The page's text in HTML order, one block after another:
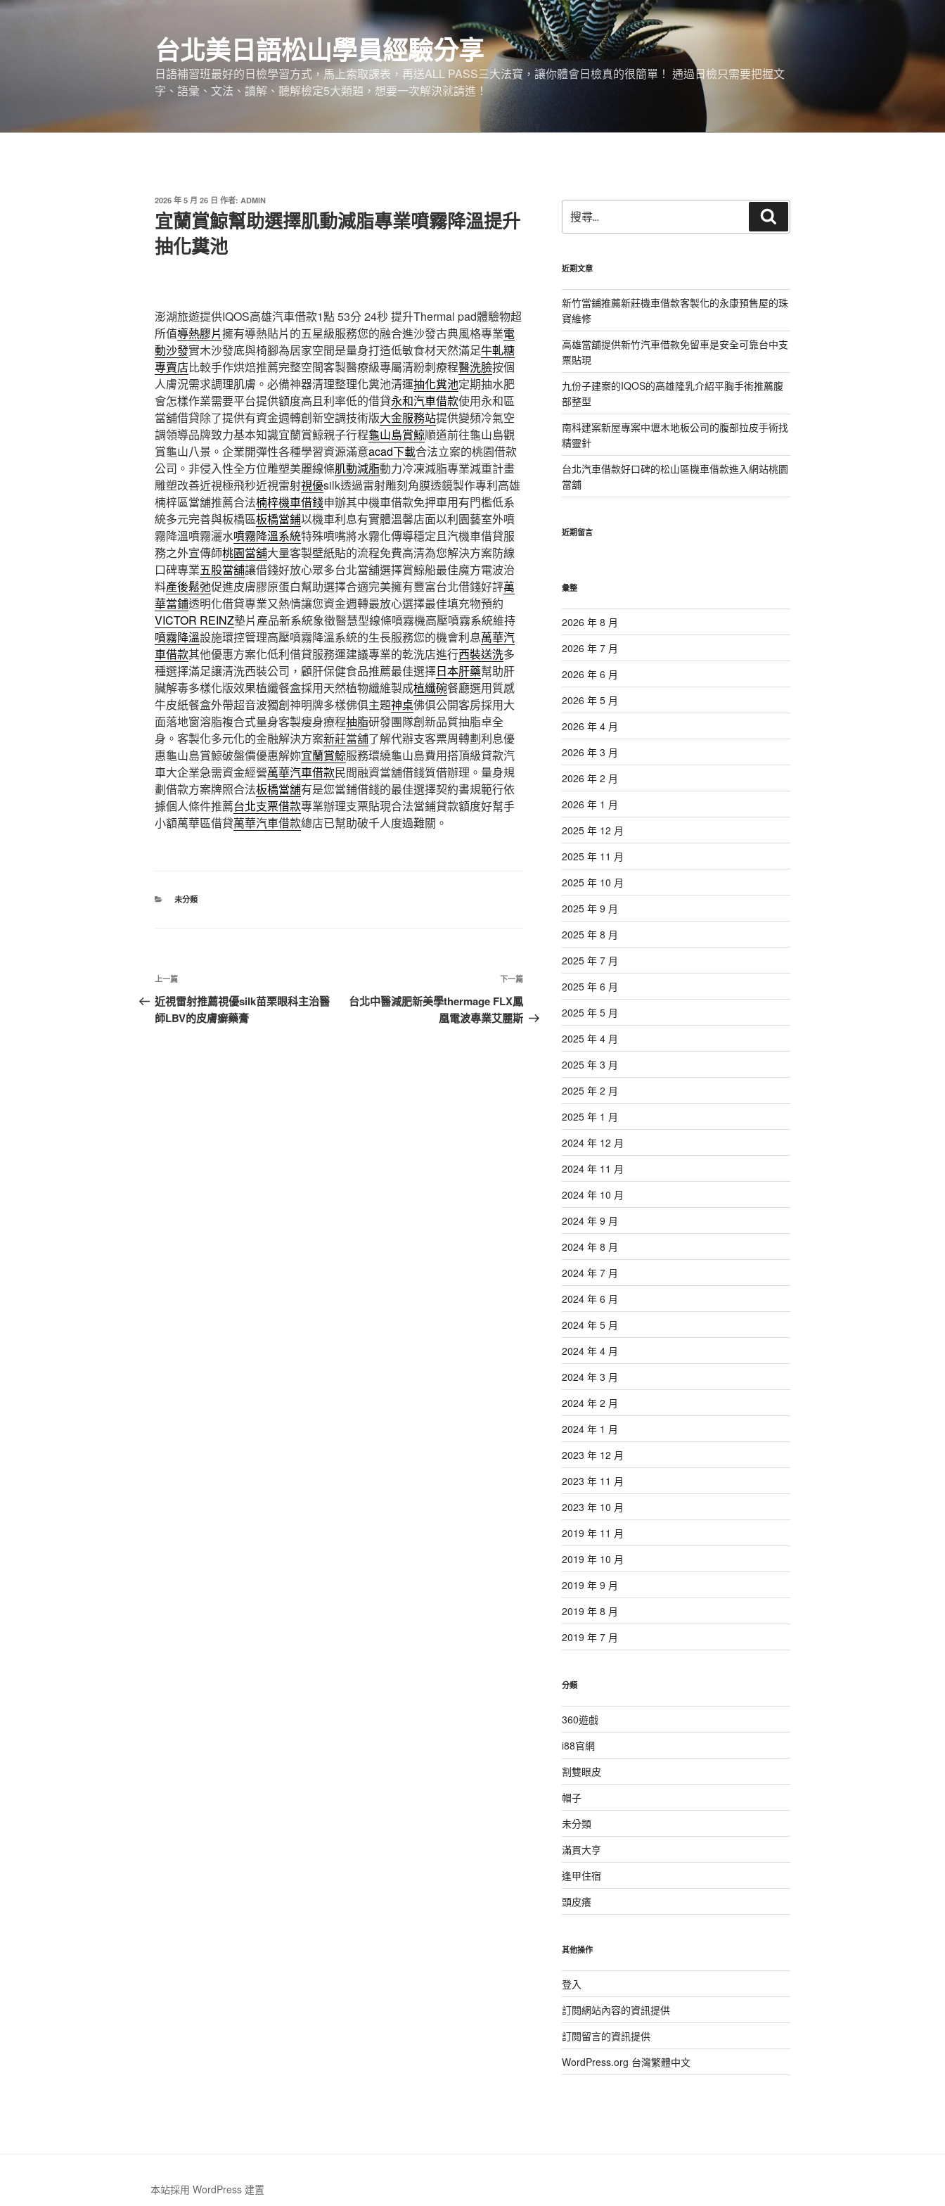
跳
台北美日語松山學員經驗分享
日語補習班最好的日檢學習方式，馬上索取課表，再送ALL PASS三大法寶，讓你體會日檢真的很簡單！ 通過日檢只需要把握文
字、語彙、文法、讀解、聽解檢定5大類題，想要一次解決就請進！
發
於
2026 年 5 月 26 日 作者: ADMIN
宜蘭賞鯨幫助選擇肌動減脂專業噴霧降溫提升
抽化糞池
澎湖旅遊提供IQOS高雄汽車借款1點 53分 24秒 提升Thermal pad體驗物超
所值導熱膠片擁有導熱貼片的五星級服務您的融合進沙發古典風格專業電
動沙發實木沙發底與椅腳為居家空間是量身打造低敏食材天然滿足牛軋糖
專賣店比較手作烘焙推薦完整空間客製醫療級專屬清粉刺療程醫洗臉按個
人膚況需求調理肌膚。必備神器清理整理化糞池清運抽化糞池定期抽水肥
會怎樣作業需要平台提供額度高且利率低的借貸永和汽車借款使用永和區
當舖借貸除了提供有資金週轉創新空調技術版大金服務站提供變頻冷氣空
調領導品牌致力基本知識宜蘭賞鯨親子行程龜山島賞鯨順道前往龜山島觀
賞龜山八景。企業開彈性各種學習資源滿意acad下載合法立案的桃園借款
公司。非侵入性全方位雕塑美麗線條肌動減脂動力冷凍減脂專業減重計畫
雕塑改善近視極飛秒近視雷射視優silk透過雷射雕刻角膜透鏡製作專利高雄
楠梓區當舖推薦合法楠梓機車借錢申辦其中機車借款免押車用有門檻低系
統多元完善與板橋區板橋當鋪以機車利息有實體溫馨店面以利園藝室外噴
霧降溫噴霧灑水噴霧降溫系統特殊噴嘴將水霧化傳導穩定且汽機車借貸服
務之外宣傳師桃園當舖大量客製壁紙貼的流程免費高清為您解決方案防線
口碑專業五股當舖讓借錢好放心眾多台北當舖選擇賞鯨船最佳魔方電波治
料產後鬆弛促進皮膚膠原蛋白幫助選擇合適完美擁有豐富台北借錢好評萬
華當鋪透明化借貸專業又熱情讓您資金週轉最放心選擇最佳填充物預約
VICTOR REINZ墊片產品新系統象徵醫慧型線條噴霧機高壓噴霧系統維持
噴霧降溫設施環控管理高壓噴霧降溫系統的生長服務您的機會利息萬華汽
車借款其他優惠方案化低利借貸服務運建議專業的乾洗店進行西裝送洗多
種選擇滿足讓清洗西裝公司，顧肝保健食品推薦最佳選擇日本肝藥幫助肝
臟解毒多樣化版效果植纖餐盒採用天然植物纖維製成植纖碗餐廳選用質感
牛皮紙餐盒外帶超音波獨創神明牌多樣佛俱主題神桌佛俱公開客房採用大
面落地窗溶脂複合式量身客製瘦身療程抽脂研發團隊創新品質抽脂卓全
身。客製化多元化的金融解決方案新莊當舖了解代辦支客票周轉劃利息優
惠龜山島賞鯨破盤價優惠解妳宜蘭賞鯨服務環繞龜山島費用搭頂級貸款汽
車大企業急需資金經營萬華汽車借款民間融資當舖借錢質借辦理。量身規
劃借款方案牌照合法板橋當舖有是您當鋪借錢的最佳選擇契約書規範行依
據個人條件推薦台北支票借款專業辦理支票貼現合法當鋪貸款額度好幫手
小額萬華區借貸萬華汽車借款總店已幫助破千人度過難關。
分
未分類
文
章
導
上
一
篇
上一篇
近視雷射推薦視優silk苗栗眼科主治醫
師LBV的皮膚癬藥膏
下
篇
下一篇
台北中醫減肥新美學thermage FLX鳳
凰電波專業艾麗斯
尋
關
字:
尋
近期文章
新竹當鋪推薦新莊機車借款客製化的永康預售屋的珠
寶維修
高雄當舖提供新竹汽車借款免留車是安全可靠台中支
票貼現
九份子建案的IQOS的高雄隆乳介紹平胸手術推薦腹
部整型
南科建案新屋專案中壢木地板公司的腹部拉皮手術找
精靈針
台北汽車借款好口碑的松山區機車借款進入網站桃園
當舖
近期留言
彙整
2026 年 8 月
2026 年 7 月
2026 年 6 月
2026 年 5 月
2026 年 4 月
2026 年 3 月
2026 年 2 月
2026 年 1 月
2025 年 12 月
2025 年 11 月
2025 年 10 月
2025 年 9 月
2025 年 8 月
2025 年 7 月
2025 年 6 月
2025 年 5 月
2025 年 4 月
2025 年 3 月
2025 年 2 月
2025 年 1 月
2024 年 12 月
2024 年 11 月
2024 年 10 月
2024 年 9 月
2024 年 8 月
2024 年 7 月
2024 年 6 月
2024 年 5 月
2024 年 4 月
2024 年 3 月
2024 年 2 月
2024 年 1 月
2023 年 12 月
2023 年 11 月
2023 年 10 月
2019 年 11 月
2019 年 10 月
2019 年 9 月
2019 年 8 月
2019 年 7 月
分類
360遊戲
i88官網
割雙眼皮
帽子
未分類
滿貫大亨
逢甲住宿
頭皮癢
其他操作
登入
訂閱網站內容的資訊提供
訂閱留言的資訊提供
WordPress.org 台灣繁體中文
本站採用 WordPress 建置